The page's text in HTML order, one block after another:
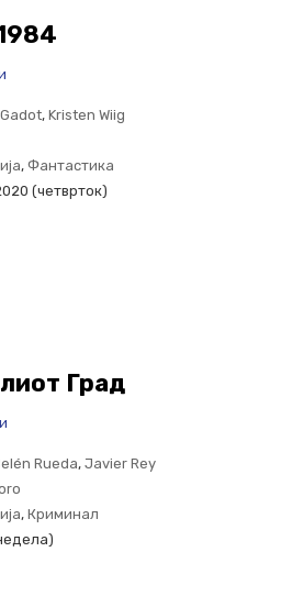
, Kristen Wiig
, Фантастика
(четврток)
Град
Rueda, Javier Rey
, Криминал